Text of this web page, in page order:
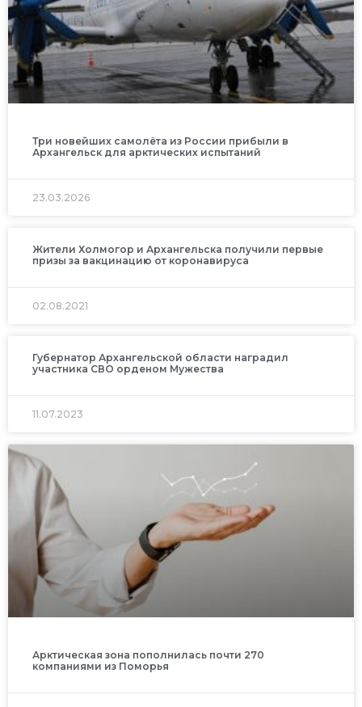
Три новейших самолёта из России прибыли в
Архангельск для арктических испытаний
23.03.2026
Жители Холмогор и Архангельска получили первые
призы за вакцинацию от коронавируса
02.08.2021
Губернатор Архангельской области наградил
участника СВО орденом Мужества
11.07.2023
Арктическая зона пополнилась почти 270
компаниями из Поморья